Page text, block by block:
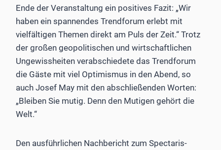
Ende der Veranstaltung ein positives Fazit: „Wir
haben ein spannendes Trendforum erlebt mit
vielfältigen Themen direkt am Puls der Zeit.“ Trotz
der großen geopolitischen und wirtschaftlichen
Ungewissheiten verabschiedete das Trendforum
die Gäste mit viel Optimismus in den Abend, so
auch Josef May mit den abschließenden Worten:
„Bleiben Sie mutig. Denn den Mutigen gehört die
Welt.“
Den ausführlichen Nachbericht zum Spectaris-